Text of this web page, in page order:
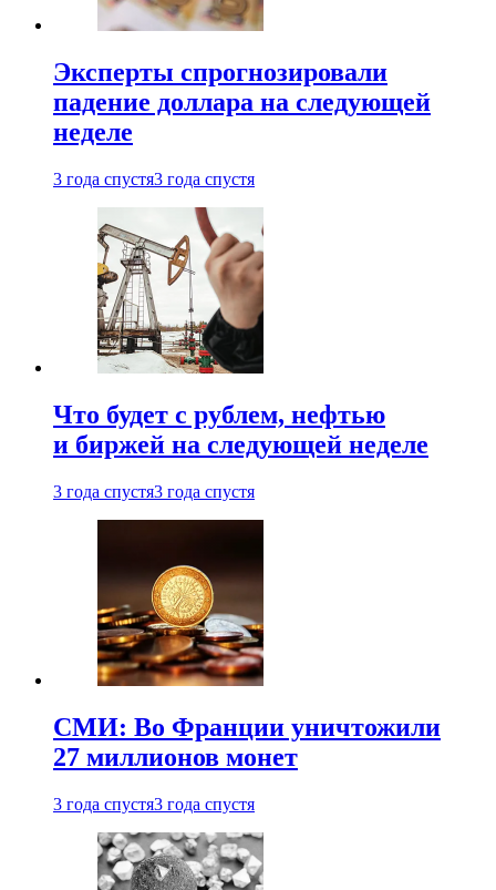
Эксперты спрогнозировали
падение доллара на следующей
неделе
3 года спустя3 года спустя
Что будет с рублем, нефтью
и биржей на следующей неделе
3 года спустя3 года спустя
СМИ: Во Франции уничтожили
27 миллионов монет
3 года спустя3 года спустя